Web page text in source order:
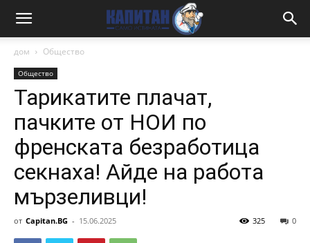
дом Общество
Общество
Тарикатите плачат,
пачките от НОИ по
френската безработица
секнаха! Айде на работа
мързеливци!
от Capitan.BG - 15.06.2025 0
325